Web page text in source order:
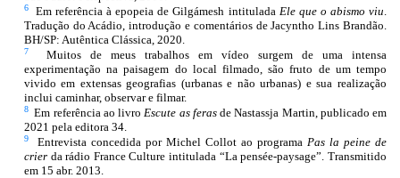
6Em referência à epopeia de Gilgámesh intitulada Ele que o abismo viu
Tradução do Acádio, introdução e comentários de Jacyntho Lins Brandão.
BH/SP: Autêntica Clássica, 2020.
7
Muitos de meus trabalhos em vídeo surgem de uma intensa
experimentação na paisagem do local filmado, são fruto de um tempo
vivido em extensas geografias (urbanas e não urbanas) e sua realização
inclui caminhar, observar e filmar.
8Em referência ao livro Escute as ferasde Nastassja Martin, publicado em
2021 pela editora 34.
9Entrevista concedida por Michel Collot ao programa Pas la peine de
crierda rádio France Culture intitulada “La pensée-paysage”. Transmitido
em 15 abr. 2013.